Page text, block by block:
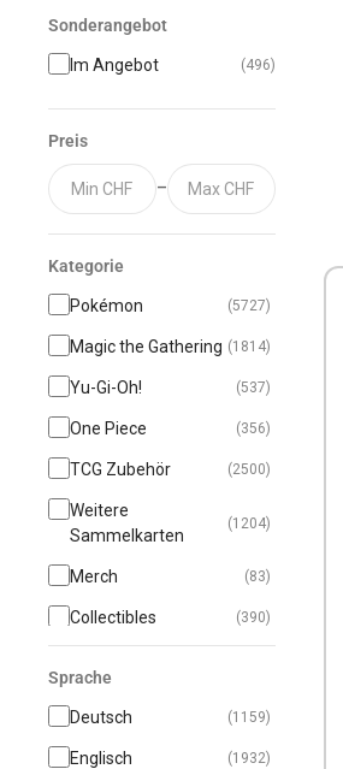
Sonderangebot
Im Angebot (496)
Preis
–
Kategorie
Pokémon (5727)
Magic the Gathering (1814)
Yu-Gi-Oh! (537)
One Piece (356)
TCG Zubehör (2500)
Weitere
Sammelkarten
(1204)
Merch (83)
Collectibles (390)
Sprache
Deutsch (1159)
Englisch (1932)